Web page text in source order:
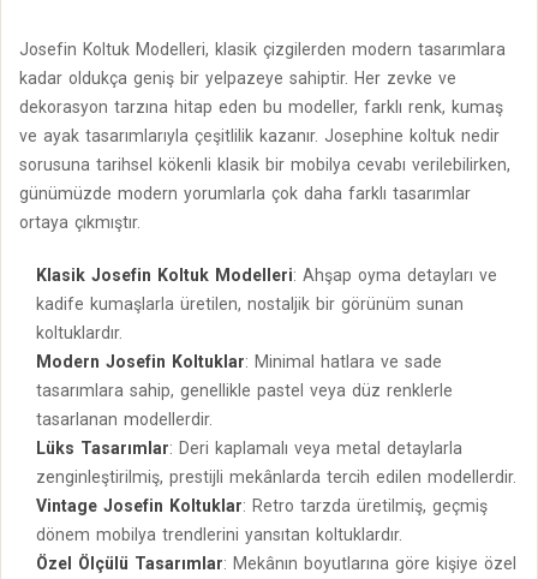
Josefin Koltuk Modelleri, klasik çizgilerden modern tasarımlara
kadar oldukça geniş bir yelpazeye sahiptir. Her zevke ve
dekorasyon tarzına hitap eden bu modeller, farklı renk, kumaş
ve ayak tasarımlarıyla çeşitlilik kazanır. Josephine koltuk nedir
sorusuna tarihsel kökenli klasik bir mobilya cevabı verilebilirken,
günümüzde modern yorumlarla çok daha farklı tasarımlar
ortaya çıkmıştır.
Klasik Josefin Koltuk Modelleri: Ahşap oyma detayları ve
kadife kumaşlarla üretilen, nostaljik bir görünüm sunan
koltuklardır.
Modern Josefin Koltuklar: Minimal hatlara ve sade
tasarımlara sahip, genellikle pastel veya düz renklerle
tasarlanan modellerdir.
Lüks Tasarımlar: Deri kaplamalı veya metal detaylarla
zenginleştirilmiş, prestijli mekânlarda tercih edilen modellerdir.
Vintage Josefin Koltuklar: Retro tarzda üretilmiş, geçmiş
dönem mobilya trendlerini yansıtan koltuklardır.
Özel Ölçülü Tasarımlar: Mekânın boyutlarına göre kişiye özel